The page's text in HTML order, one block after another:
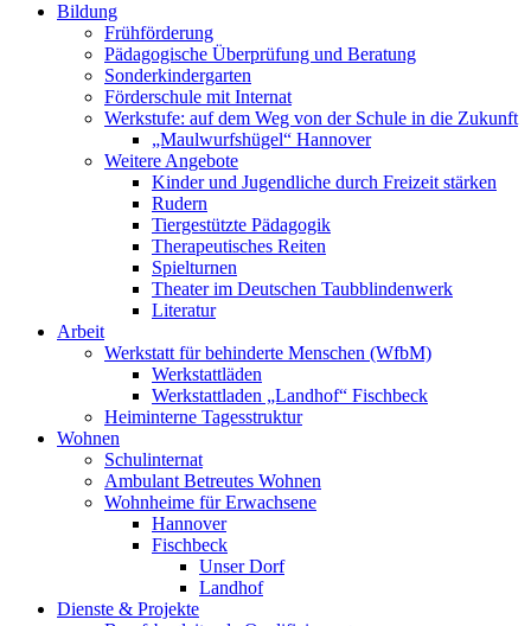
Bildung
Frühförderung
Pädagogische Überprüfung und Beratung
Sonderkindergarten
Förderschule mit Internat
Werkstufe: auf dem Weg von der Schule in die Zukunft
„Maulwurfshügel“ Hannover
Weitere Angebote
Kinder und Jugendliche durch Freizeit stärken
Rudern
Tiergestützte Pädagogik
Therapeutisches Reiten
Spielturnen
Theater im Deutschen Taubblindenwerk
Literatur
Arbeit
Werkstatt für behinderte Menschen (WfbM)
Werkstattläden
Werkstattladen „Landhof“ Fischbeck
Heiminterne Tagesstruktur
Wohnen
Schulinternat
Ambulant Betreutes Wohnen
Wohnheime für Erwachsene
Hannover
Fischbeck
Unser Dorf
Landhof
Dienste & Projekte